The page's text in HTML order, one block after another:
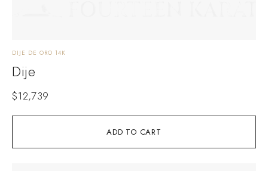
ADD TO CART
DIJE DE ORO 14K
Dije
$12,739